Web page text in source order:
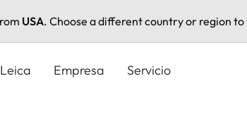
USA. Choose a different country or region
Empresa Servicio